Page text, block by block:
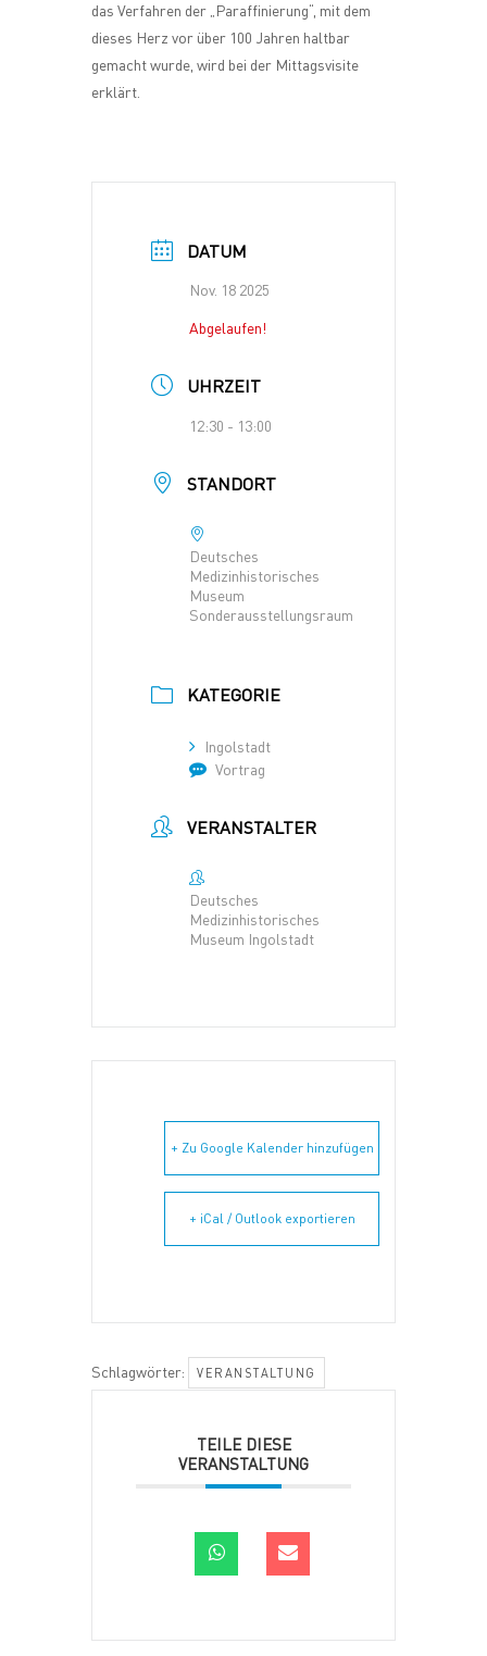
das Verfahren der „Paraffinierung“, mit dem
dieses Herz vor über 100 Jahren haltbar
gemacht wurde, wird bei der Mittagsvisite
erklärt.
DATUM
Nov. 18 2025
Abgelaufen!
UHRZEIT
12:30 - 13:00
STANDORT
Deutsches
Medizinhistorisches
Museum
Sonderausstellungsraum
KATEGORIE
Ingolstadt
Vortrag
VERANSTALTER
Deutsches
Medizinhistorisches
Museum Ingolstadt
+ Zu Google Kalender hinzufügen
+ iCal / Outlook exportieren
Schlagwörter: VERANSTALTUNG
TEILE DIESE
VERANSTALTUNG